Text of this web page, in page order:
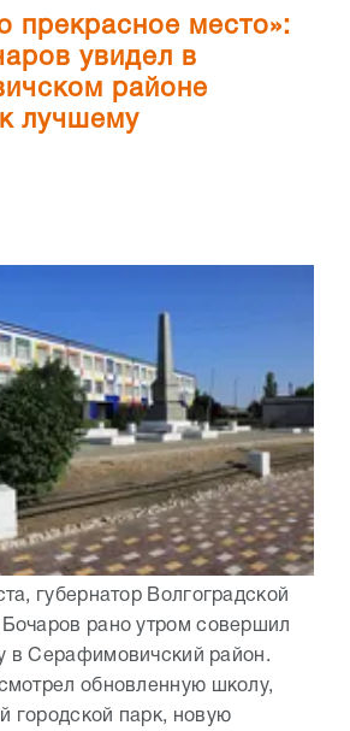
прекрасное место»:
увидел в
районе
лучшему
губернатор Волгоградской
рано утром совершил
в Серафимовичский район.
обновленную школу,
городской парк, новую